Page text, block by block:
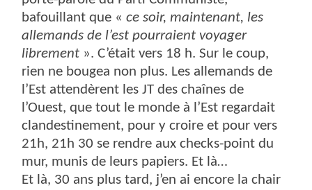
bafouillant que «ce soir, maintenant, les
allemands de l’est pourraient voyager
librement ». C’était vers 18 h. Sur le coup,
rien ne bougea non plus. Les allemands de
l’Est attendèrent les JT des chaînes de
l’Ouest, que tout le monde à l’Est regardait
clandestinement, pour y croire et pour vers
21h, 21h 30 se rendre aux checks-point du
mur, munis de leurs papiers. Et là…
Et là, 30 ans plus tard, j’en ai encore la chair